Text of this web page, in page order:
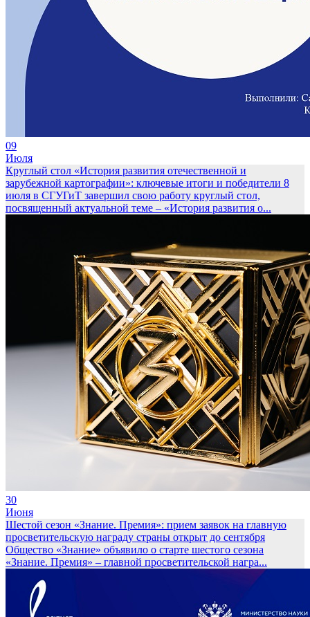
09
Июля
Круглый стол «История развития отечественной и
зарубежной картографии»: ключевые итоги и победители 8
июля в СГУГиТ завершил свою работу круглый стол,
посвященный актуальной теме – «История развития о...
30
Июня
Шестой сезон «Знание. Премия»: прием заявок на главную
просветительскую награду страны открыт до сентября
Общество «Знание» объявило о старте шестого сезона
«Знание. Премия» – главной просветительской награ...